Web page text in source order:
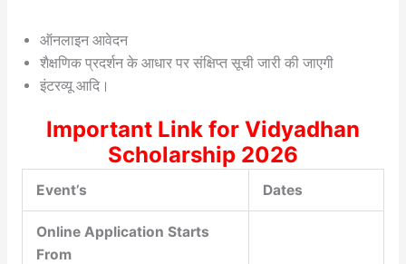
ऑनलाइन आवेदन
शैक्षणिक प्रदर्शन के आधार पर संक्षिप्त सूची जारी की जाएगी
इंटरव्यू आदि।
Important Link for Vidyadhan
Scholarship 2026
Event’s Dates
Online Application Starts
From